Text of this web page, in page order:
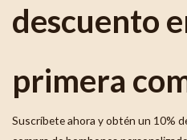
descuento
primera
Suscríbete ahora y obtén un 10%